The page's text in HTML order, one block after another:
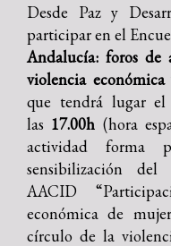
Desde Paz y
participar en el
Andalucía: foros de
violencia
que tendrá lugar el
las 17.00h (hora
actividad forma
sensibilización
AACID
económica de
círculo de la